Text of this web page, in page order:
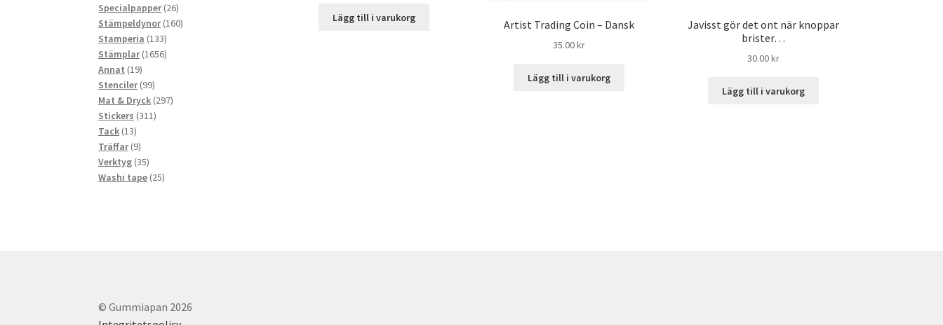
Lägg till i varukorg Artist Trading Coin – Dansk
35.00kr
Lägg till i varukorg
Javisst gör det ont när knoppar
brister…
30.00kr
Lägg till i varukorg
Specialpapper 2626
produkter
Stämpeldynor 160160
Stamperia 133133
produkter
Stämplar 16561656
Annat 1919
produkter
Stenciler 9999
produkter
Mat & Dryck 297297
Stickers 311311
Tack 1313
produkter
Träffar 99
produkter
Verktyg 3535
produkter
Washi tape 2525
© Gummiapan 2026